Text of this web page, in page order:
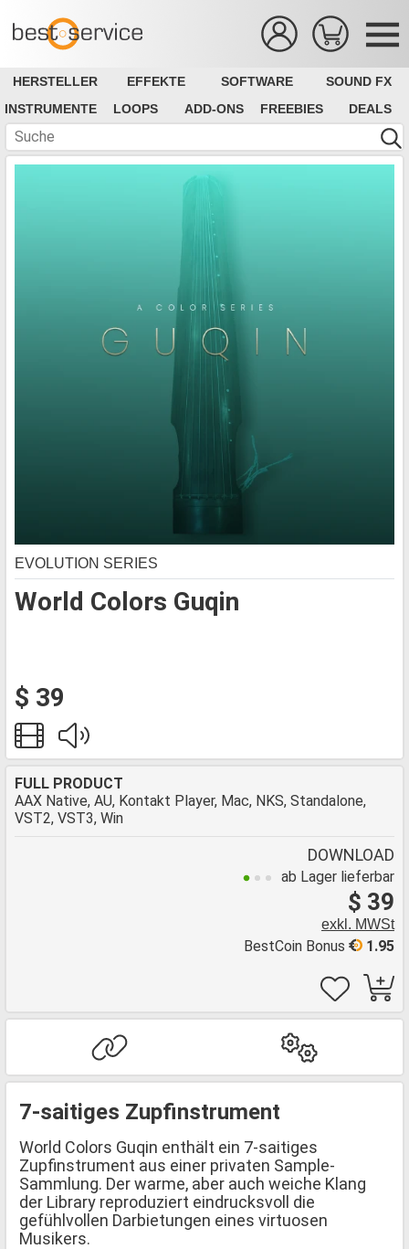
HERSTELLER EFFEKTE SOFTWARE
SOUND FX
INSTRUMENTE
LOOPS ADD-ONS FREEBIES DEALS
World Colors Guqin
EVOLUTION SERIES
$ 39
FULL PRODUCT
AAX Native, AU, Kontakt Player, Mac, NKS, Standalone,
VST2, VST3, Win
DOWNLOAD
ab Lager lieferbar
$ 39
exkl. MWSt
1.95
BestCoin Bonus
7-saitiges Zupfinstrument
World Colors Guqin enthält ein 7-saitiges
Zupfinstrument aus einer privaten Sample-
Sammlung. Der warme, aber auch weiche Klang
der Library reproduziert eindrucksvoll die
gefühlvollen Darbietungen eines virtuosen
Musikers.